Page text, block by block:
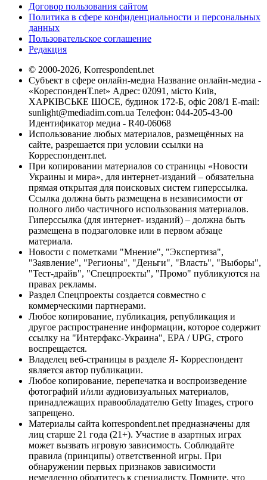
Договор пользования сайтом
Политика в сфере конфиденциальности и персональных
данных
Пользовательское соглашение
Редакция
© 2000-2026, Korrespondent.net
Субъект в сфере онлайн-медиа Название онлайн-медиа -
«КореспонденТ.net» Адрес: 02091, місто Київ,
ХАРКІВСЬКЕ ШОСЕ, будинок 172-Б, офіс 208/1 E-mail:
sunlight@mediadim.com.ua Телефон: 044-205-43-00
Идентификатор медиа - R40-06068
Использование любых материалов, размещённых на
сайте, разрешается при условии ссылки на
Корреспондент.net.
При копировании материалов со страницы «Новости
Украины и мира», для интернет-изданий – обязательна
прямая открытая для поисковых систем гиперссылка.
Ссылка должна быть размещена в независимости от
полного либо частичного использования материалов.
Гиперссылка (для интернет- изданий) – должна быть
размещена в подзаголовке или в первом абзаце
материала.
Новости с пометками "Мнение", "Экспертиза",
"Заявление", "Регионы", "Деньги", "Власть", "Выборы",
"Тест-драйв", "Спецпроекты", "Промо" публикуются на
правах рекламы.
Раздел Спецпроекты создается совместно с
коммерческими партнерами.
Любое копирование, публикация, републикация и
другое распространение информации, которое содержит
ссылку на "Интерфакс-Украина", EPA / UPG, строго
воспрещается.
Владелец веб-страницы в разделе Я- Корреспондент
является автор публикации.
Любое копирование, перепечатка и воспроизведение
фотографий и/или аудиовизуальных материалов,
принадлежащих правообладателю Getty Images, строго
запрещено.
Материалы сайта korrespondent.net предназначены для
лиц старше 21 года (21+). Участие в азартных играх
может вызвать игровую зависимость. Соблюдайте
правила (принципы) ответственной игры. При
обнаружении первых признаков зависимости
немедленно обратитесь к специалисту. Помните, что